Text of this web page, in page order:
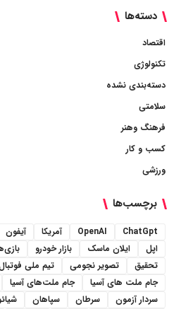
دسته‌ها
اقتصاد
تکنولوژی
دسته‌بندی نشده
سلامتی
فرهنگ وهنر
کسب و کار
ورزشی
برچسب‌ها
ChatGpt
OpenAI آمریکا آیفون
اپل
ایلان ماسک بازار خودرو
تحقیق
تصویر نجومی تیم ملی
جام ملت های آسیا
جام ملت‌های آسیا
سردار آزمون
سرطان سپاهان